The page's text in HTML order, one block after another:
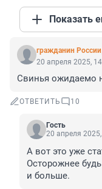
Показать
гражданин России
20 апреля 2025,
Свинья ожидаемо
ОТВЕТИТЬ 10
Гость
20 апреля
А вот это уже
Осторожнее
и больше.